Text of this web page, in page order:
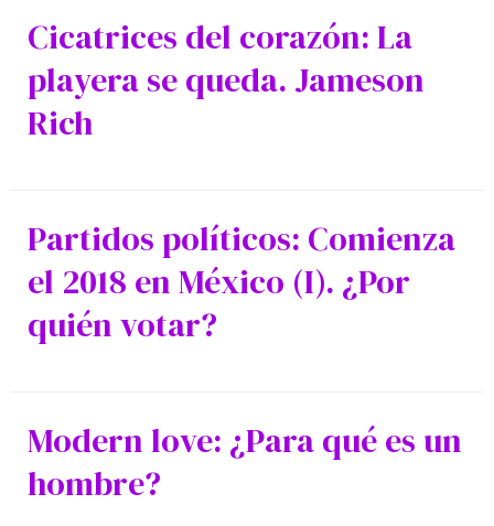
Cicatrices del corazón: La
playera se queda. Jameson
Rich
Partidos políticos: Comienza
el 2018 en México (I). ¿Por
quién votar?
Modern love: ¿Para qué es un
hombre?